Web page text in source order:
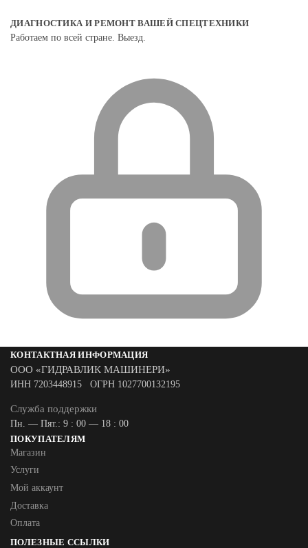
ДИАГНОСТИКА И РЕМОНТ ВАШЕЙ СПЕЦТЕХНИКИ
Работаем по всей стране. Выезд.
КОНТАКТНАЯ ИНФОРМАЦИЯ
ООО «ГИДРАВЛИК МАШИНЕРИ»
ИНН 7203448915 ОГРН 1027700132195
Служба поддержки
Пн. — Пят.: 9 : 00 — 18 : 00
ПОКУПАТЕЛЯМ
Магазин
Услуги
Мой аккаунт
Доставка
Оплата
ПОЛЕЗНЫЕ ССЫЛКИ